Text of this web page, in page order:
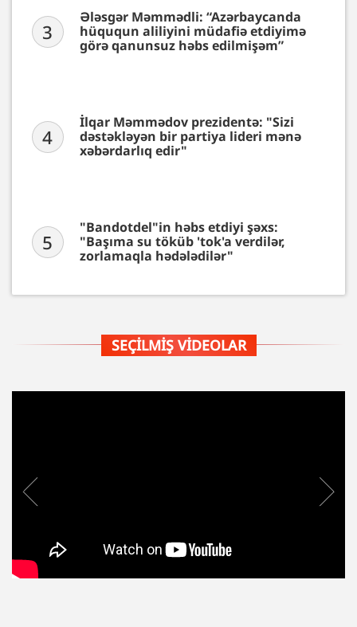
3
Ələsgər Məmmədli: “Azərbaycanda
hüququn aliliyini müdafiə etdiyimə
görə qanunsuz həbs edilmişəm”
4
İlqar Məmmədov prezidentə: "Sizi
dəstəkləyən bir partiya lideri mənə
xəbərdarlıq edir"
5
"Bandotdel"in həbs etdiyi şəxs:
"Başıma su töküb 'tok'a verdilər,
zorlamaqla hədələdilər"
SEÇILMIŞ VIDEOLAR